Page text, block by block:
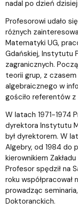
nadal po dzień
Profesorowi udało
różnych
Matematyki UG,
Gdańskiej, Instytutu
zagranicznych.
teorii grup, z czasem
algebraicznego w
gościło referentów
W latach 1971-1974
dyrektora Instytutu
był dyrektorem. W
Algebry, od 1984 do
kierownikiem
Profesor spędził na
roku współpracował
prowadząc
Doktoranckich.